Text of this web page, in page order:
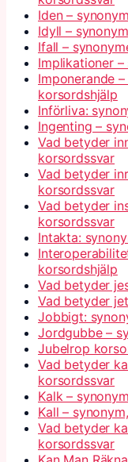
Iden –
Idyll –
Ifall –
Implikationer
Imponerande
korsordshjälp
Införliva:
Ingenting –
Vad betyder
korsordssvar
Vad betyder
korsordssvar
Vad betyder
korsordssvar
Intakta:
korsordshjälp
Vad betyder
Vad betyder
Jobbigt:
Jordgubbe –
Jubelrop
Vad betyder
korsordssvar
Kalk –
Kall –
Vad betyder
korsordssvar